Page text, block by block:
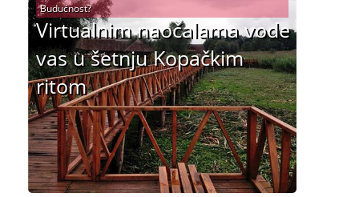
Virtualnim naočalama vode
vas u šetnju Kopačkim
ritom
Budućnost?